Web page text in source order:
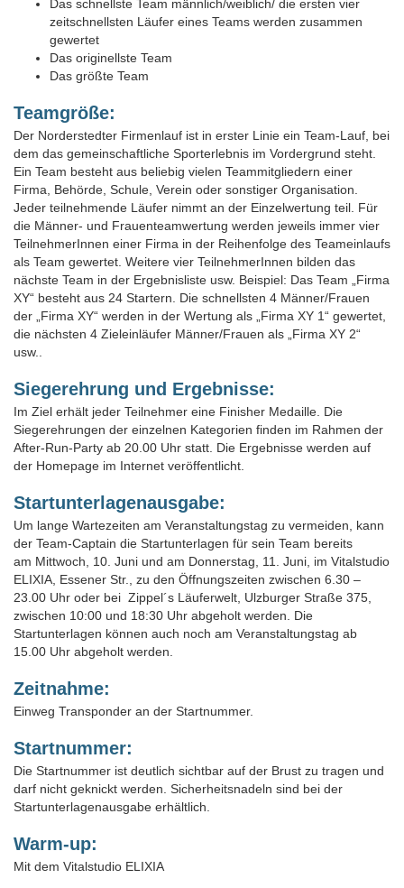
Das schnellste Team männlich/weiblich/ die ersten vier
zeitschnellsten Läufer eines Teams werden zusammen
gewertet
Das originellste Team
Das größte Team
Teamgröße:
Der Norderstedter Firmenlauf ist in erster Linie ein Team-Lauf, bei
dem das gemeinschaftliche Sporterlebnis im Vordergrund steht.
Ein Team besteht aus beliebig vielen Teammitgliedern einer
Firma, Behörde, Schule, Verein oder sonstiger Organisation.
Jeder teilnehmende Läufer nimmt an der Einzelwertung teil. Für
die Männer- und Frauenteamwertung werden jeweils immer vier
TeilnehmerInnen einer Firma in der Reihenfolge des Teameinlaufs
als Team gewertet. Weitere vier TeilnehmerInnen bilden das
nächste Team in der Ergebnisliste usw. Beispiel: Das Team „Firma
XY“ besteht aus 24 Startern. Die schnellsten 4 Männer/Frauen
der „Firma XY“ werden in der Wertung als „Firma XY 1“ gewertet,
die nächsten 4 Zieleinläufer Männer/Frauen als „Firma XY 2“
usw..
Siegerehrung und Ergebnisse:
Im Ziel erhält jeder Teilnehmer eine Finisher Medaille. Die
Siegerehrungen der einzelnen Kategorien finden im Rahmen der
After-Run-Party ab 20.00 Uhr statt. Die Ergebnisse werden auf
der Homepage im Internet veröffentlicht.
Startunterlagenausgabe:
Um lange Wartezeiten am Veranstaltungstag zu vermeiden, kann
der Team-Captain die Startunterlagen für sein Team bereits
am Mittwoch, 10. Juni und am Donnerstag, 11. Juni, im Vitalstudio
ELIXIA, Essener Str., zu den Öffnungszeiten zwischen 6.30 –
23.00 Uhr oder bei Zippel´s Läuferwelt, Ulzburger Straße 375,
zwischen 10:00 und 18:30 Uhr abgeholt werden. Die
Startunterlagen können auch noch am Veranstaltungstag ab
15.00 Uhr abgeholt werden.
Zeitnahme:
Einweg Transponder an der Startnummer.
Startnummer:
Die Startnummer ist deutlich sichtbar auf der Brust zu tragen und
darf nicht geknickt werden. Sicherheitsnadeln sind bei der
Startunterlagenausgabe erhältlich.
Warm-up:
Mit dem Vitalstudio ELIXIA